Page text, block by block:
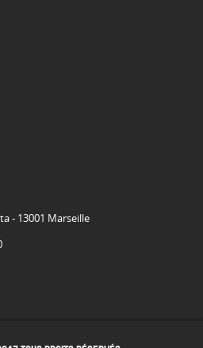
- 13001 Marseille